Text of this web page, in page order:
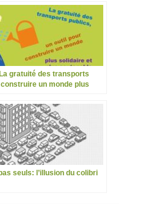
gratuité des transports
un monde plus
seuls: l’illusion du colibri